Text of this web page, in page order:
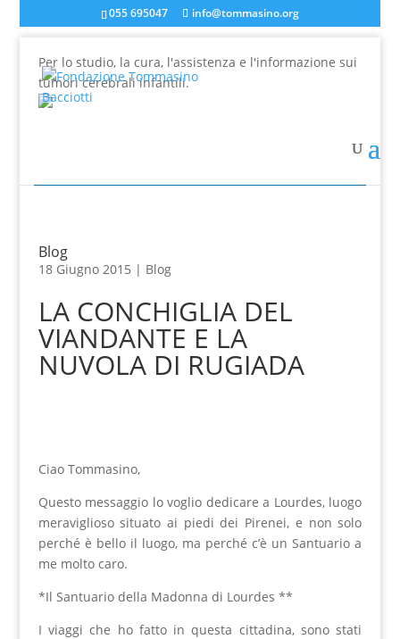
mail a info@tommasino.org o chiamare lo 055 695047
055 695047 info@tommasino.org
Per lo studio, la cura, l'assistenza e l'informazione sui
tumori cerebrali infantili.
Blog
18 Giugno 2015 | Blog
LA CONCHIGLIA DEL
VIANDANTE E LA
NUVOLA DI RUGIADA
Ciao Tommasino,
Questo messaggio lo voglio dedicare a Lourdes, luogo
meraviglioso situato ai piedi dei Pirenei, e non solo
perché è bello il luogo, ma perché c’è un Santuario a
me molto caro.
*Il Santuario della Madonna di Lourdes **
I viaggi che ho fatto in questa cittadina, sono stati